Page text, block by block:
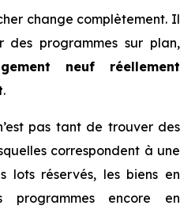
change complètement. Il
des programmes sur plan,
neuf réellement
.
pas tant de trouver des
correspondent à une
lots réservés, les biens en
encore en